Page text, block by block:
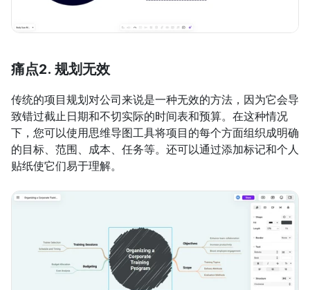
痛点2. 规划无效
传统的项目规划对公司来说是一种无效的方法，因为它会导
致错过截止日期和不切实际的时间表和预算。在这种情况
下，您可以使用思维导图工具将项目的每个方面组织成明确
的目标、范围、成本、任务等。还可以通过添加标记和个人
贴纸使它们易于理解。